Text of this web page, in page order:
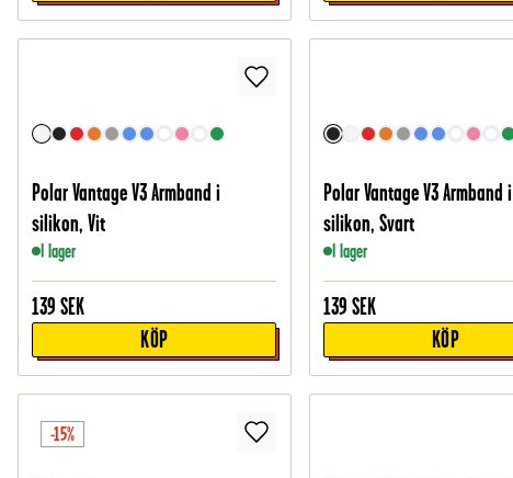
Polar Vantage V3 Armband i
silikon, Vit
I lager
139 SEK
KÖP
Polar Vantage V3 Armband i
silikon, Svart
I lager
139 SEK
KÖP
-15%